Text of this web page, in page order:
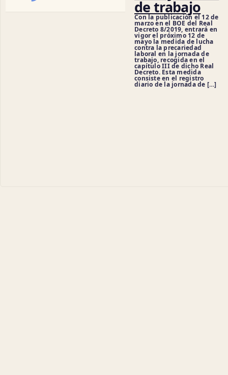
de trabajo
Con la publicación el 12 de
marzo en el BOE del Real
Decreto 8/2019, entrará en
vigor el próximo 12 de
mayo la medida de lucha
contra la precariedad
laboral en la jornada de
trabajo, recogida en el
capítulo III de dicho Real
Decreto. Esta medida
consiste en el registro
diario de la jornada de […]